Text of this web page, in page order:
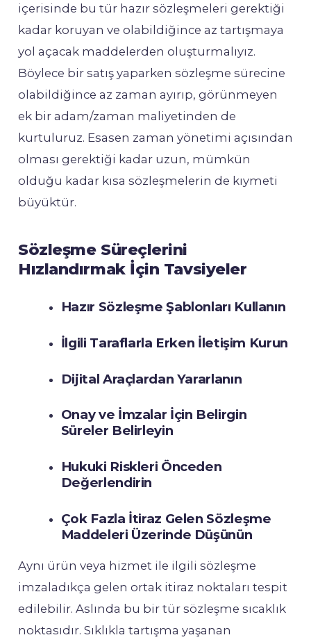
içerisinde bu tür hazır sözleşmeleri gerektiği
kadar koruyan ve olabildiğince az tartışmaya
yol açacak maddelerden oluşturmalıyız.
Böylece bir satış yaparken sözleşme sürecine
olabildiğince az zaman ayırıp, görünmeyen
ek bir adam/zaman maliyetinden de
kurtuluruz. Esasen zaman yönetimi açısından
olması gerektiği kadar uzun, mümkün
olduğu kadar kısa sözleşmelerin de kıymeti
büyüktür.
Sözleşme Süreçlerini
Hızlandırmak İçin Tavsiyeler
Hazır Sözleşme Şablonları Kullanın
İlgili Taraflarla Erken İletişim Kurun
Dijital Araçlardan Yararlanın
Onay ve İmzalar İçin Belirgin
Süreler Belirleyin
Hukuki Riskleri Önceden
Değerlendirin
Çok Fazla İtiraz Gelen Sözleşme
Maddeleri Üzerinde Düşünün
Aynı ürün veya hizmet ile ilgili sözleşme
imzaladıkça gelen ortak itiraz noktaları tespit
edilebilir. Aslında bu bir tür sözleşme sıcaklık
noktasıdır. Sıklıkla tartışma yaşanan